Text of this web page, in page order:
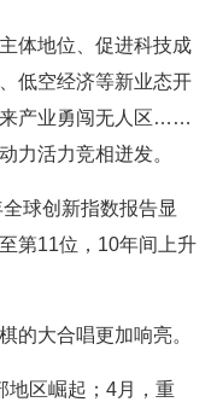
体地位、促进科技成
低空经济等新业态开
来产业勇闯无人区……
力活力竞相迸发。
球创新指数报告显
第11位，10年间上升
的大合唱更加响亮。
地区崛起；4月，重